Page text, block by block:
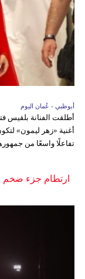
أبوظبي - عُمان اليوم
أطلقت الفنانة بلقيس
أغنية «زهر ليمون»
تفاعلًا واسعًا من
ارتطام جزء